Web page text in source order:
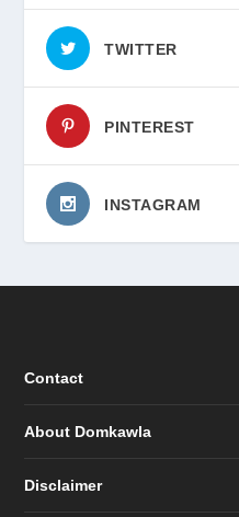
TWITTER
PINTEREST
INSTAGRAM
Contact
About Domkawla
Disclaimer